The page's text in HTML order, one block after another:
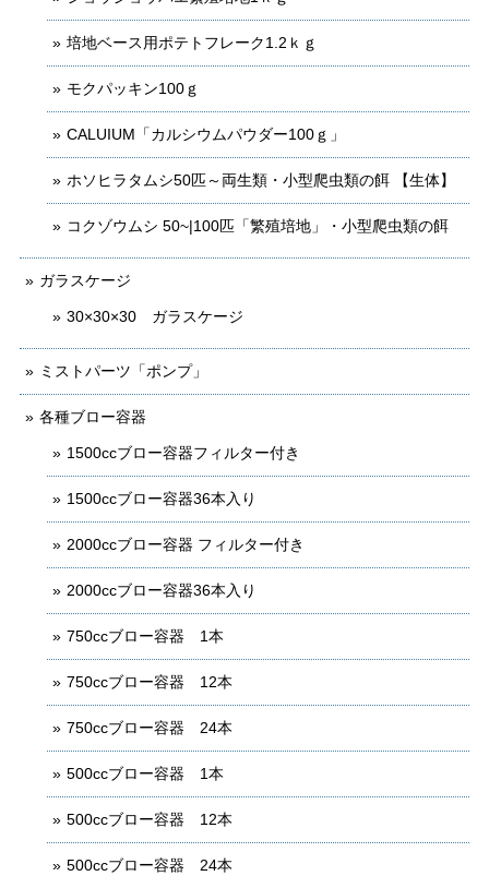
培地ベース用ポテトフレーク1.2ｋｇ
モクパッキン100ｇ
CALUIUM「カルシウムパウダー100ｇ」
ホソヒラタムシ50匹～両生類・小型爬虫類の餌 【生体】
コクゾウムシ 50~|100匹「繁殖培地」・小型爬虫類の餌
ガラスケージ
30×30×30 ガラスケージ
ミストパーツ「ポンプ」
各種ブロー容器
1500ccブロー容器フィルター付き
1500ccブロー容器36本入り
2000ccブロー容器 フィルター付き
2000ccブロー容器36本入り
750ccブロー容器 1本
750ccブロー容器 12本
750ccブロー容器 24本
500ccブロー容器 1本
500ccブロー容器 12本
500ccブロー容器 24本